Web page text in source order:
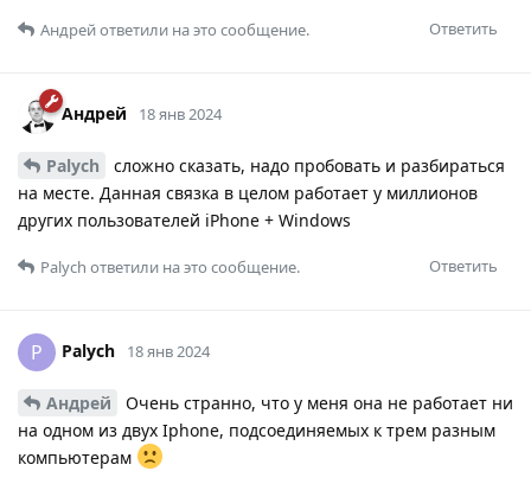
Ответить
Андрейответили на это сообщение.
Андрей 18 янв 2024
Palych
сложно сказать, надо пробовать и разбираться
на месте. Данная связка в целом работает у миллионов
других пользователей iPhone + Windows
Ответить
Palych ответили на это сообщение.
P Palych 18 янв 2024
Андрей
Очень странно, что у меня она не работает ни
на одном из двух Iphone, подсоединяемых к трем разным
компьютерам